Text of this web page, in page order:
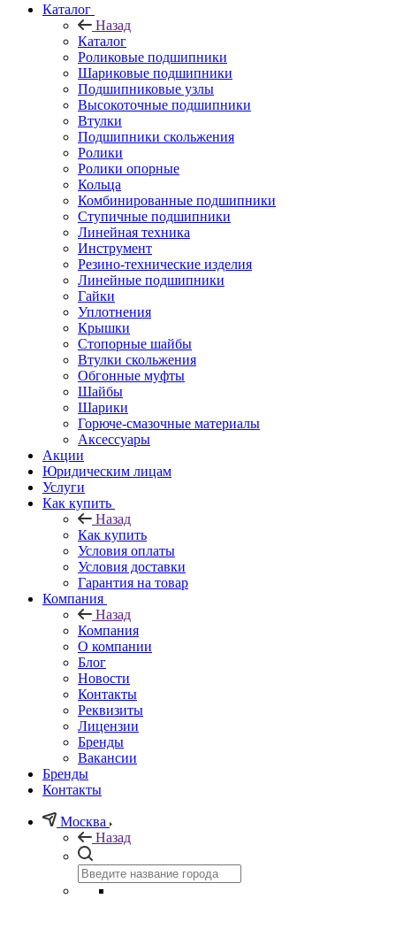
Каталог
Назад
Каталог
Роликовые подшипники
Шариковые подшипники
Подшипниковые узлы
Высокоточные подшипники
Втулки
Подшипники скольжения
Ролики
Ролики опорные
Кольца
Комбинированные подшипники
Ступичные подшипники
Линейная техника
Инструмент
Резино-технические изделия
Линейные подшипники
Гайки
Уплотнения
Крышки
Стопорные шайбы
Втулки скольжения
Обгонные муфты
Шайбы
Шарики
Горюче-смазочные материалы
Аксессуары
Акции
Юридическим лицам
Услуги
Как купить
Назад
Как купить
Условия оплаты
Условия доставки
Гарантия на товар
Компания
Назад
Компания
О компании
Блог
Новости
Контакты
Реквизиты
Лицензии
Бренды
Вакансии
Бренды
Контакты
Москва
Назад